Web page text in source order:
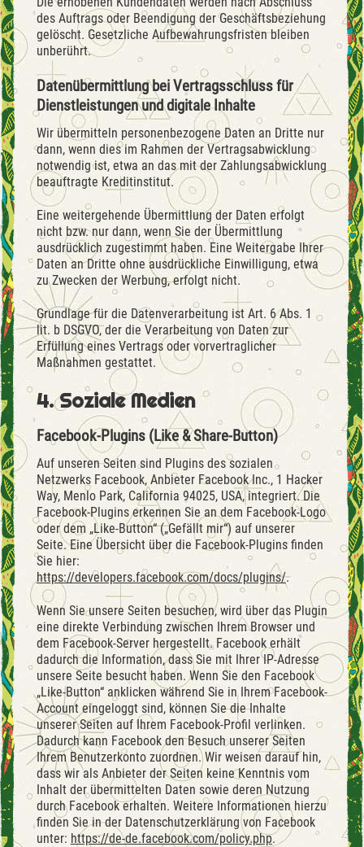
des Auftrags oder Beendigung der Geschäftsbeziehung
gelöscht. Gesetzliche Aufbewahrungsfristen bleiben
unberührt.
Datenübermittlung bei Vertragsschluss für
Dienstleistungen und digitale Inhalte
Wir übermitteln personenbezogene Daten an Dritte nur
dann, wenn dies im Rahmen der Vertragsabwicklung
notwendig ist, etwa an das mit der Zahlungsabwicklung
beauftragte Kreditinstitut.
Eine weitergehende Übermittlung der Daten erfolgt
nicht bzw. nur dann, wenn Sie der Übermittlung
ausdrücklich zugestimmt haben. Eine Weitergabe Ihrer
Daten an Dritte ohne ausdrückliche Einwilligung, etwa
zu Zwecken der Werbung, erfolgt nicht.
Grundlage für die Datenverarbeitung ist Art. 6 Abs. 1
lit. b DSGVO, der die Verarbeitung von Daten zur
Erfüllung eines Vertrags oder vorvertraglicher
Maßnahmen gestattet.
4. Soziale Medien
Facebook-Plugins (Like & Share-Button)
Auf unseren Seiten sind Plugins des sozialen
Netzwerks Facebook, Anbieter Facebook Inc., 1 Hacker
Way, Menlo Park, California 94025, USA, integriert. Die
Facebook-Plugins erkennen Sie an dem Facebook-Logo
oder dem „Like-Button“ („Gefällt mir“) auf unserer
Seite. Eine Übersicht über die Facebook-Plugins finden
Sie hier:
https://developers.facebook.com/docs/plugins/.
Wenn Sie unsere Seiten besuchen, wird über das Plugin
eine direkte Verbindung zwischen Ihrem Browser und
dem Facebook-Server hergestellt. Facebook erhält
dadurch die Information, dass Sie mit Ihrer IP-Adresse
unsere Seite besucht haben. Wenn Sie den Facebook
„Like-Button“ anklicken während Sie in Ihrem Facebook-
Account eingeloggt sind, können Sie die Inhalte
unserer Seiten auf Ihrem Facebook-Profil verlinken.
Dadurch kann Facebook den Besuch unserer Seiten
Ihrem Benutzerkonto zuordnen. Wir weisen darauf hin,
dass wir als Anbieter der Seiten keine Kenntnis vom
Inhalt der übermittelten Daten sowie deren Nutzung
durch Facebook erhalten. Weitere Informationen hierzu
finden Sie in der Datenschutzerklärung von Facebook
unter: https://de-de.facebook.com/policy.php.